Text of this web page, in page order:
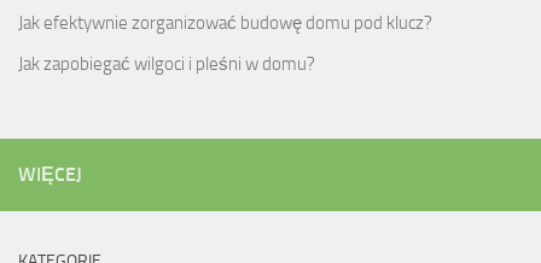
Jak efektywnie zorganizować budowę domu pod klucz?
Jak zapobiegać wilgoci i pleśni w domu?
WIĘCEJ